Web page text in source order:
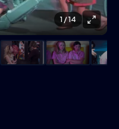
1 / 14